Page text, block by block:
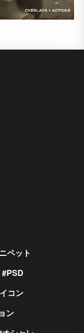
ペット
PSD
コン
ン